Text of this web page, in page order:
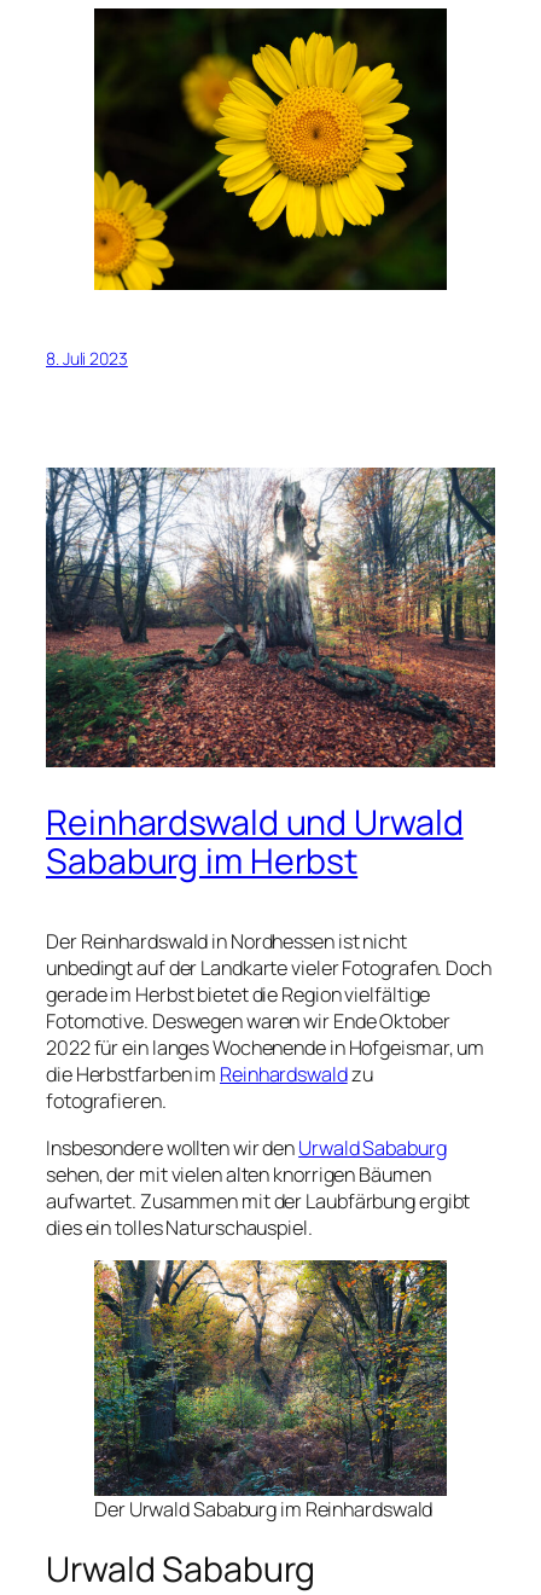
8. Juli 2023
Reinhardswald und Urwald
Sababurg im Herbst
Der Reinhardswald in Nordhessen ist nicht
unbedingt auf der Landkarte vieler Fotografen. Doch
gerade im Herbst bietet die Region vielfältige
Fotomotive. Deswegen waren wir Ende Oktober
2022 für ein langes Wochenende in Hofgeismar, um
die Herbstfarben im Reinhardswaldzu
fotografieren.
Insbesondere wollten wir denUrwald Sababurg
sehen, der mit vielen alten knorrigen Bäumen
aufwartet. Zusammen mit der Laubfärbung ergibt
dies ein tolles Naturschauspiel.
Der Urwald Sababurg im Reinhardswald
Urwald Sababurg